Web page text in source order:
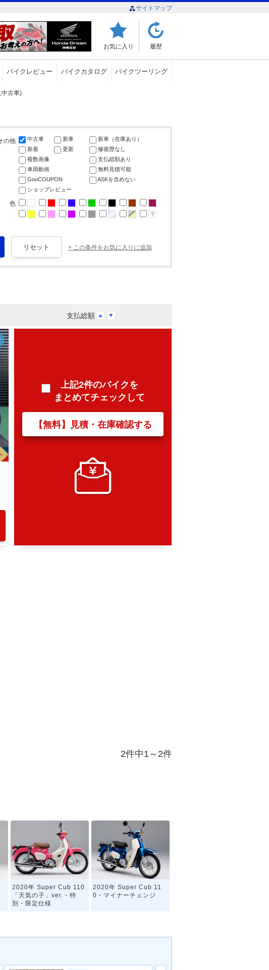
サイトマップ
お気に入り 履歴
バイクレビュー バイクカタログ バイクツーリング
中古車)
の他 中古車 新車
新車（在庫あり）
新着
更新
修復歴なし
複数画像
支払総額あり
車両動画
無料見積可能
GooCOUPON
ASKを含めない
ショップレビュー
色
+ この条件をお気に入りに追加
支払総額
上記2件のバイクを
まとめてチェックして
【無料】見積・在庫確認する
2件中1～2件
2020年 Super Cub 110
「天気の子」ver.・特
別・限定仕様
2020年 Super Cub 11
0・マイナーチェンジ